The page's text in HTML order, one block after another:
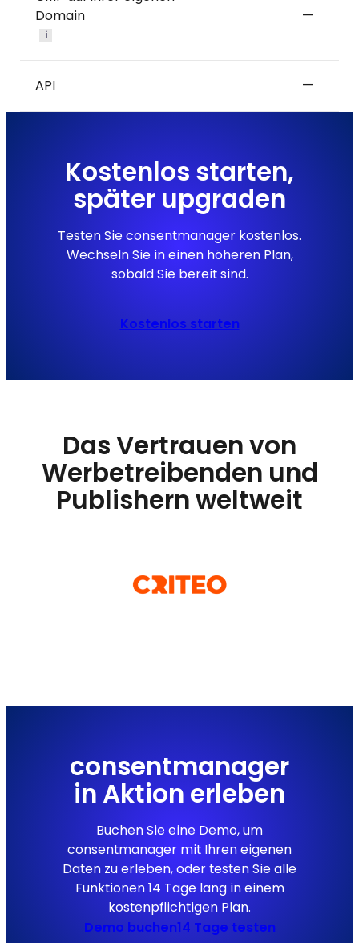
Domain
i
—
API —
Kostenlos starten,
später upgraden
Testen Sie consentmanager kostenlos.
Wechseln Sie in einen höheren Plan,
sobald Sie bereit sind.
Kostenlos starten
Das Vertrauen von
Werbetreibenden und
Publishern weltweit
consentmanager
in Aktion erleben
Buchen Sie eine Demo, um
consentmanager mit Ihren eigenen
Daten zu erleben, oder testen Sie alle
Funktionen 14 Tage lang in einem
kostenpflichtigen Plan.
Demo buchen14 Tage testen